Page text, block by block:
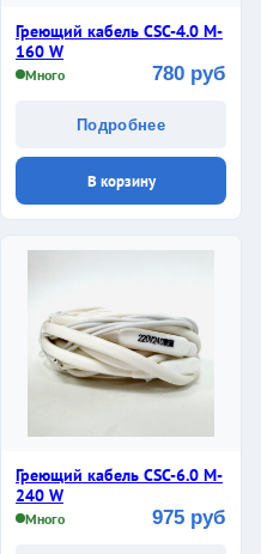
Греющий кабель CSC-4.0 M-
160 W
Много 780 руб
Подробнее
В корзину
Греющий кабель CSC-6.0 M-
240 W
Много 975 руб